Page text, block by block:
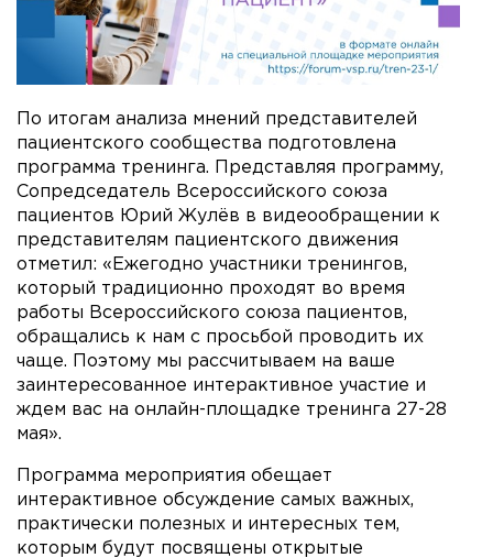
По итогам анализа мнений представителей
пациентского сообщества подготовлена
программа тренинга. Представляя программу,
Сопредседатель Всероссийского союза
пациентов Юрий Жулёв в видеообращении к
представителям пациентского движения
отметил: «Ежегодно участники тренингов,
который традиционно проходят во время
работы Всероссийского союза пациентов,
обращались к нам с просьбой проводить их
чаще. Поэтому мы рассчитываем на ваше
заинтересованное интерактивное участие и
ждем вас на онлайн-площадке тренинга 27-28
мая».
Программа мероприятия обещает
интерактивное обсуждение самых важных,
практически полезных и интересных тем,
которым будут посвящены открытые